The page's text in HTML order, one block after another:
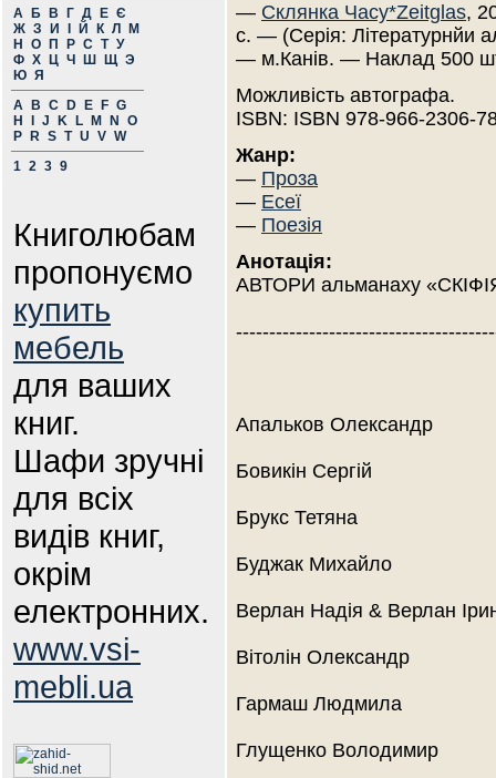
А Б В Г Д Е Є
Ж З И Й К Л
М
Н
О П Р С Т У
Ф Х Ц Ч Ш Щ Э
Ю Я
A
B C D E F G
H
J K L M N
O
P
R S T U V W
1 2 3 9
Книголюбам
пропонуємо
купить
мебель
для ваших
книг.
Шафи зручні
для всіх
видів книг,
окрім
електронних.
www.vsi-
mebli.ua
— Склянка Часу*Zeitglas,
с. — (Серія: Літературнйи
— м.Канів. — Наклад 500
Можливість автографа.
ISBN: ISBN 978-966-2306-
Жанр:
— Проза
— Есеї
— Поезія
Анотація:
АВТОРИ альманаху
Апальков Олександр
Бовикін Сергій
Брукс Тетяна
Буджак Михайло
Верлан Надія & Верлан
Вітолін Олександр
Гармаш Людмила
Глущенко Володимир